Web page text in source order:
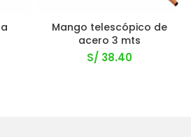
Mango telescópico de
acero 3 mts
S/ 38.40